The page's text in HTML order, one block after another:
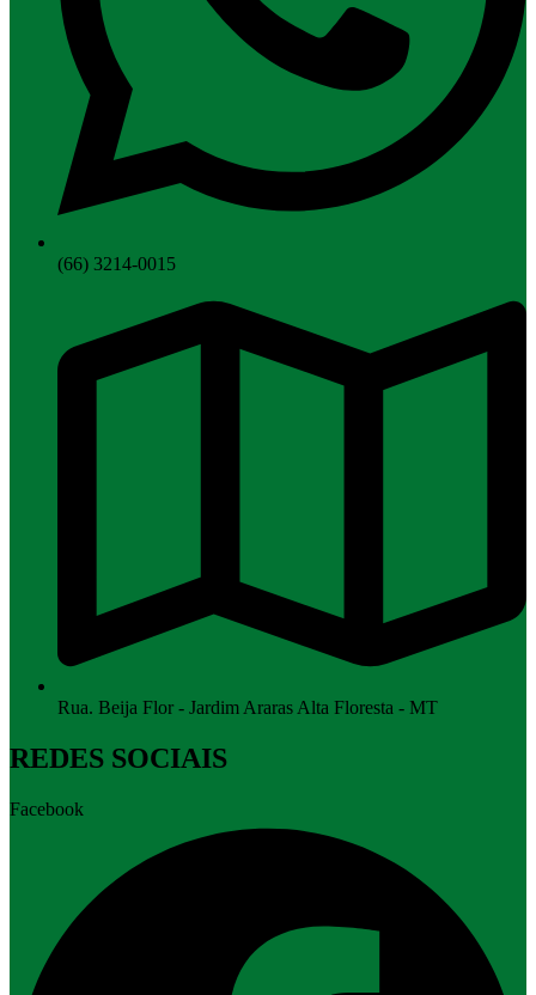
(66) 3214-0015
Rua. Beija Flor - Jardim Araras Alta Floresta - MT
REDES SOCIAIS
Facebook